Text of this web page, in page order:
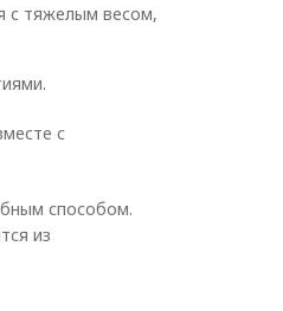
с тяжелым весом,
с
способом.
из